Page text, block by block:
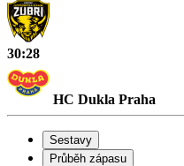
30:28
HC Dukla Praha
Sestavy
Průběh zápasu